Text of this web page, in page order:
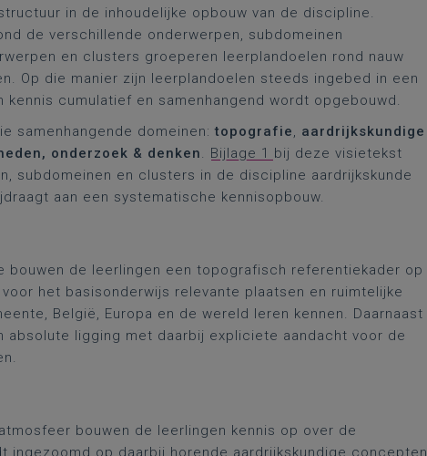
in de inhoudelijke opbouw van de discipline.
de verschillende onderwerpen, subdomeinen
en clusters groeperen leerplandoelen rond nauw
Op die manier zijn leerplandoelen steeds ingebed in een
kennis cumulatief en samenhangend wordt opgebouwd.
samenhangende domeinen:topografie, aardrijkskundige
onderzoek & denken. Bijlage 1 bij deze visietekst
subdomeinen en clusters in de discipline aardrijkskunde
aan een systematische kennisopbouw.
bouwen de leerlingen een topografisch referentiekader op
het basisonderwijs relevante plaatsen en ruimtelijke
België, Europa en de wereld leren kennen. Daarnaast
absolute ligging met daarbij expliciete aandacht voor de
bouwen de leerlingen kennis op over de
ingezoomd op daarbij horende aardrijkskundige concepten